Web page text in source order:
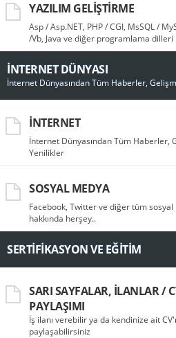
YAZILIM GELIŞTIRME
Asp / Asp.NET, PHP / CGI, MsSQL /
/Vb, Java ve diğer programlama dilleri
İNTERNET DÜNYASI
İnternet Dünyasından Tüm Haberler,
İNTERNET
İnternet Dünyasından Tüm Haberler,
Yenilikler
SOSYAL MEDYA
Facebook, Twitter ve diğer tüm sosyal
hakkında herşey..
SERTIFIKASYON VE EĞITIM
SARI SAYFALAR, İLANLAR /
PAYLAŞIMI
İş ilanı verebilir ya da kendinize ait
paylaşabilirsiniz